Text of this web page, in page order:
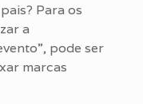
Para os
a
pode ser
marcas